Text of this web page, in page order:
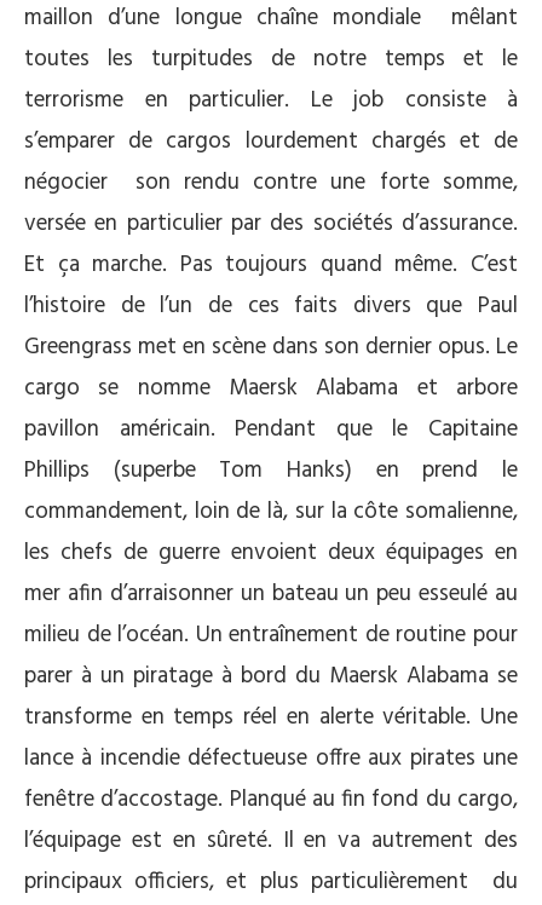
maillon d’une longue chaîne mondiale mêlant
toutes les turpitudes de notre temps et le
terrorisme en particulier. Le job consiste à
s’emparer de cargos lourdement chargés et de
négocier son rendu contre une forte somme,
versée en particulier par des sociétés d’assurance.
Et ça marche. Pas toujours quand même. C’est
l’histoire de l’un de ces faits divers que Paul
Greengrass met en scène dans son dernier opus. Le
cargo se nomme Maersk Alabama et arbore
pavillon américain. Pendant que le Capitaine
Phillips (superbe Tom Hanks) en prend le
commandement, loin de là, sur la côte somalienne,
les chefs de guerre envoient deux équipages en
mer afin d’arraisonner un bateau un peu esseulé au
milieu de l’océan. Un entraînement de routine pour
parer à un piratage à bord du Maersk Alabama se
transforme en temps réel en alerte véritable. Une
lance à incendie défectueuse offre aux pirates une
fenêtre d’accostage. Planqué au fin fond du cargo,
l’équipage est en sûreté. Il en va autrement des
principaux officiers, et plus particulièrement du